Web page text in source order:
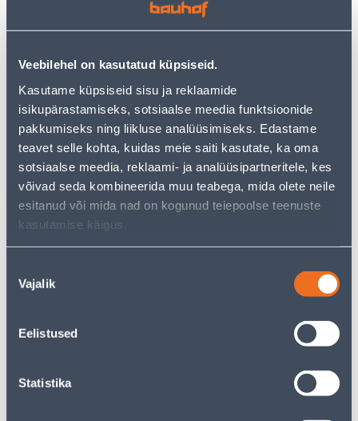
Veebilehel on kasutatud küpsiseid.
Kasutame küpsiseid sisu ja reklaamide
isikupärastamiseks, sotsiaalse meedia funktsioonide
pakkumiseks ning liikluse analüüsimiseks. Edastame
teavet selle kohta, kuidas meie saiti kasutate, ka oma
sotsiaalse meedia, reklaami- ja analüüsipartneritele, kes
võivad seda kombineerida muu teabega, mida olete neile
esitanud või mida nad on kogunud teiepoolse teenuste
kasutamise käigus.
valik
Vajalik
Eelistused
Statistika
Специальные цены интернет-магазина могут отличаться от
Э-цена для авторизированного клиента
− + ДОБАВИТЬ В КОРЗИНУ
Посмотреть наличие
• 14-päevane tagastusõigus.
Забрать в магазине, с 06.08.2026